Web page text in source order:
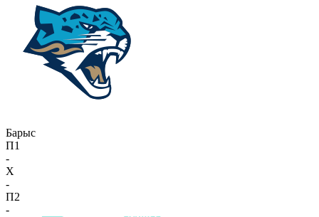
Барыс
П1
-
X
-
П2
-